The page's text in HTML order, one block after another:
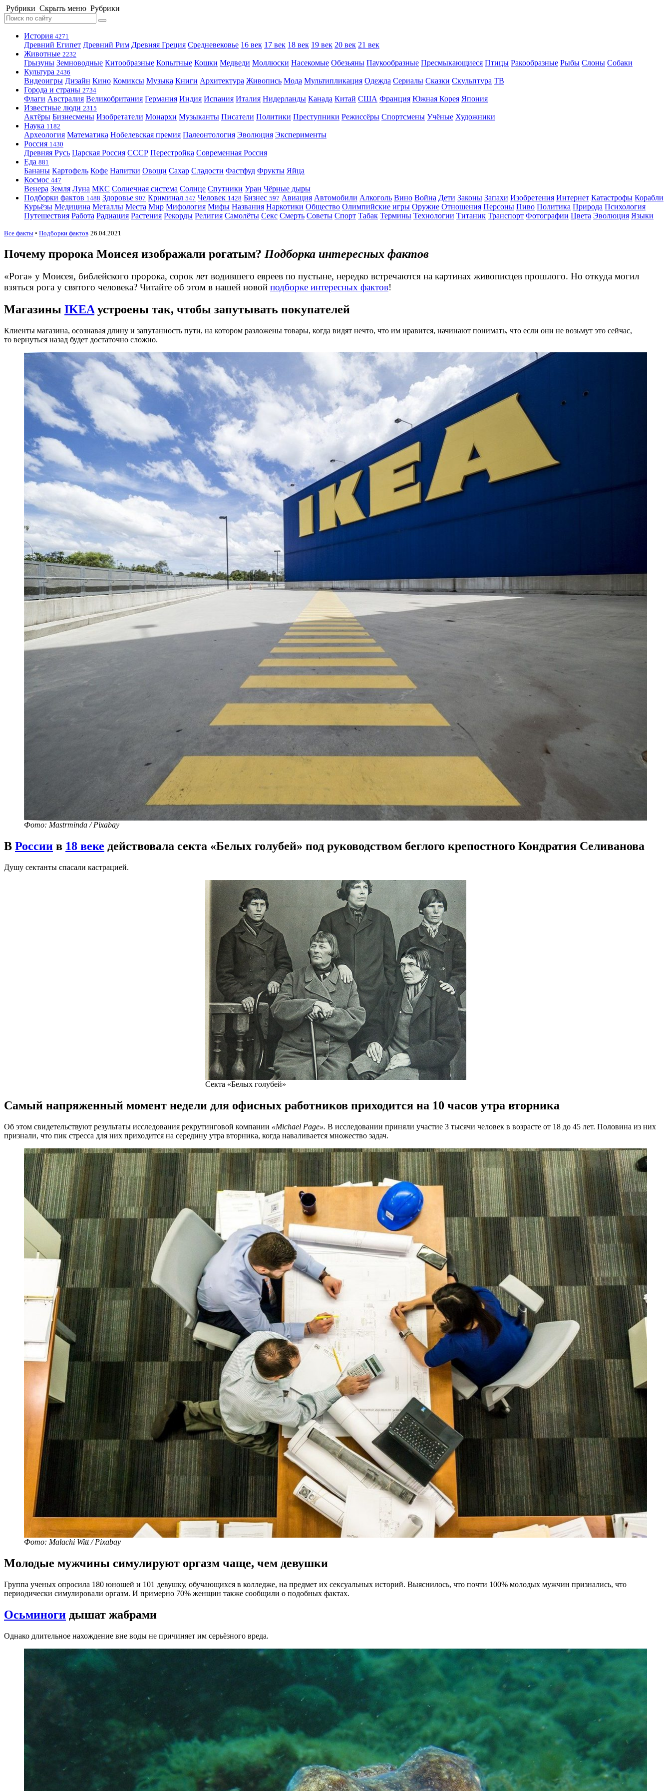
Рубрики Скрыть меню Рубрики
История 4271
Древний Египет Древний Рим Древняя Греция Средневековье 16 век 17 век 18 век 19 век 20 век 21 век
Животные 2232
Грызуны Земноводные Китообразные Копытные Кошки Медведи Моллюски Насекомые Обезьяны Паукообразные Пресмыкающиеся Птицы Ракообразные Рыбы Слоны Собаки
Культура 2436
Видеоигры Дизайн Кино Комиксы Музыка Книги Архитектура Живопись Мода Мультипликация Одежда Сериалы Сказки Скульптура ТВ
Города и страны 2734
Флаги Австралия Великобритания Германия Индия Испания Италия Нидерланды Канада Китай США Франция Южная Корея Япония
Известные люди 2315
Актёры Бизнесмены Изобретатели Монархи Музыканты Писатели Политики Преступники Режиссёры Спортсмены Учёные Художники
Наука 1182
Археология Математика Нобелевская премия Палеонтология Эволюция Эксперименты
Россия 1430
Древняя Русь Царская Россия СССР Перестройка Современная Россия
Еда 881
Бананы Картофель Кофе Напитки Овощи Сахар Сладости Фастфуд Фрукты Яйца
Космос 447
Венера Земля Луна МКС Солнечная система Солнце Спутники Уран Чёрные дыры
Подборки фактов 1488 Здоровье 907 Криминал 547 Человек 1428 Бизнес 597 Авиация Автомобили Алкоголь Вино Война Дети Законы Запахи Изобретения Интернет Катастрофы Корабли
Курьёзы Медицина Металлы Места Мир Мифология Мифы Названия Наркотики Общество Олимпийские игры Оружие Отношения Персоны Пиво Политика Природа Психология
Путешествия Работа Радиация Растения Рекорды Религия Самолёты Секс Смерть Советы Спорт Табак Термины Технологии Титаник Транспорт Фотографии Цвета Эволюция Языки
Все факты • Подборки фактов 26.04.2021
Почему пророка Моисея изображали рогатым? Подборка интересных фактов
«Рога» у Моисея, библейского пророка, сорок лет водившего евреев по пустыне, нередко встречаются на картинах живописцев прошлого. Но откуда могил
взяться рога у святого человека? Читайте об этом в нашей новой подборке интересных фактов!
Магазины IKEA устроены так, чтобы запутывать покупателей
Клиенты магазина, осознавая длину и запутанность пути, на котором разложены товары, когда видят нечто, что им нравится, начинают понимать, что если они не возьмут это сейчас,
то вернуться назад будет достаточно сложно.
Фото: Mastrminda / Pixabay
В России в 18 веке действовала секта «Белых голубей» под руководством беглого крепостного Кондратия Селиванова
Душу сектанты спасали кастрацией.
Секта «Белых голубей»
Самый напряженный момент недели для офисных работников приходится на 10 часов утра вторника
Об этом свидетельствуют результаты исследования рекрутинговой компании «Michael Page». В исследовании приняли участие 3 тысячи человек в возрасте от 18 до 45 лет. Половина из них
признали, что пик стресса для них приходится на середину утра вторника, когда наваливается множество задач.
Фото: Malachi Witt / Pixabay
Молодые мужчины симулируют оргазм чаще, чем девушки
Группа ученых опросила 180 юношей и 101 девушку, обучающихся в колледже, на предмет их сексуальных историй. Выяснилось, что почти 100% молодых мужчин признались, что
периодически симулировали оргазм. И примерно 70% женщин также сообщили о подобных фактах.
Осьминоги дышат жабрами
Однако длительное нахождение вне воды не причиняет им серьёзного вреда.